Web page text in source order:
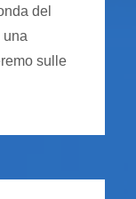
del
una
sulle